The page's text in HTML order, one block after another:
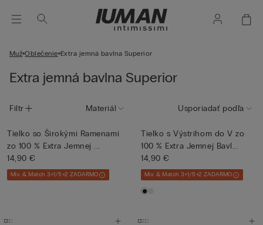
Muž Oblečenie Extra jemná bavlna Superior
Extra jemná bavlna Superior
Filtr Materiál Usporiadať podľa
Tielko so Širokými Ramenami
zo 100 % Extra Jemnej ...
14,90 €
Mix & Match 3+1/5+2 ZADARMO
Tielko s Výstrihom do V zo
100 % Extra Jemnej Bavl...
14,90 €
Mix & Match 3+1/5+2 ZADARMO